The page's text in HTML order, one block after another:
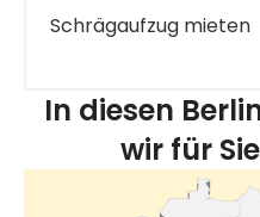
Schrägaufzug mieten
In diesen
wir für